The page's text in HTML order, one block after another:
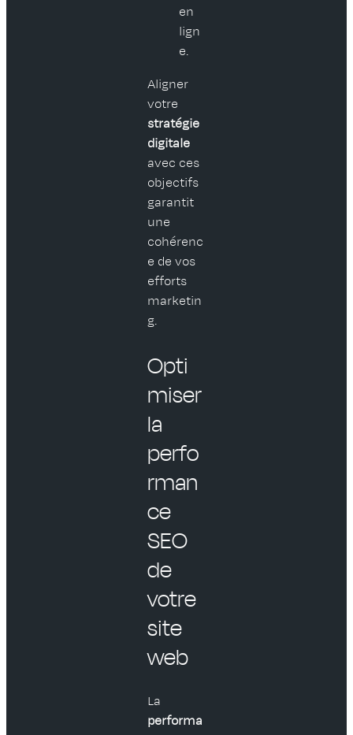
en
lign
e.
Aligner
votre
stratégie
digitale
avec ces
objectifs
garantit
une
cohérenc
e de vos
efforts
marketin
g.
Opti
miser
la
perfo
rman
ce
SEO
de
votre
site
web
La
performa